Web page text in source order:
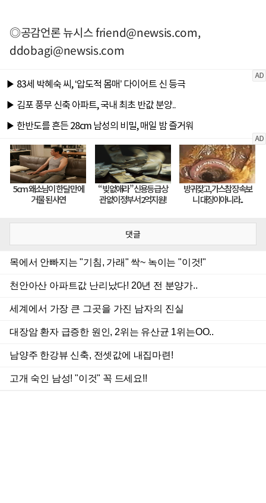
◎공감언론 뉴시스friend@newsis.com,
ddobagi@newsis.com
댓글